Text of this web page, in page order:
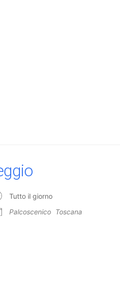
Tutto il giorno
Palcoscenico Toscana